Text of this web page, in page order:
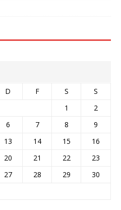
D F S
S
1
2
6 7 8
9
13 14 15
16
20 21 22
23
27 28 29
30